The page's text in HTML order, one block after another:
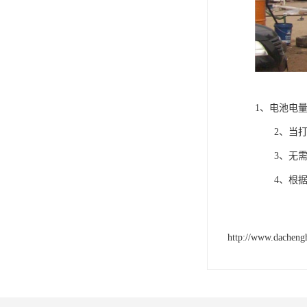
1、电池电
2、当打
3、无需
4、根据
http://